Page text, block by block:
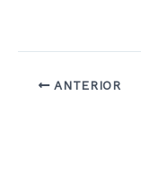
ANTERIOR